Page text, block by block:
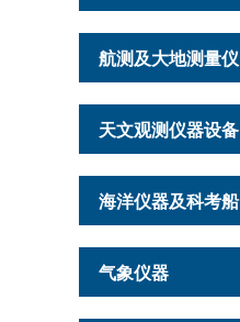
航测及大地测量仪
天文观测仪器设备
海洋仪器及科考船
气象仪器